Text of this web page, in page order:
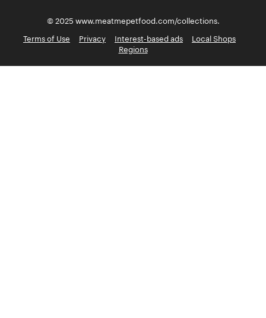
© 2025 www.meatmepetfood.com/collections.
Terms of Use
Privacy Interest-based ads
Local Shops
Regions